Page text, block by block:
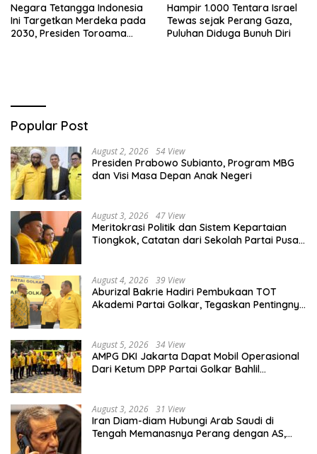
Negara Tetangga Indonesia
Ini Targetkan Merdeka pada
2030, Presiden Toroama
Hampir 1.000 Tentara Israel
Tewas sejak Perang Gaza,
Puluhan Diduga Bunuh Diri
Popular Post
August 2, 2026 54 View
Presiden Prabowo Subianto, Program MBG
dan Visi Masa Depan Anak Negeri
August 3, 2026 47 View
Meritokrasi Politik dan Sistem Kepartaian
Tiongkok, Catatan dari Sekolah Partai Pusat
August 4, 2026 39 View
Aburizal Bakrie Hadiri Pembukaan TOT
Akademi Partai Golkar, Tegaskan Pentingnya
August 5, 2026 34 View
AMPG DKI Jakarta Dapat Mobil Operasional
Dari Ketum DPP Partai Golkar Bahlil
August 3, 2026 31 View
Iran Diam-diam Hubungi Arab Saudi di
Tengah Memanasnya Perang dengan AS,